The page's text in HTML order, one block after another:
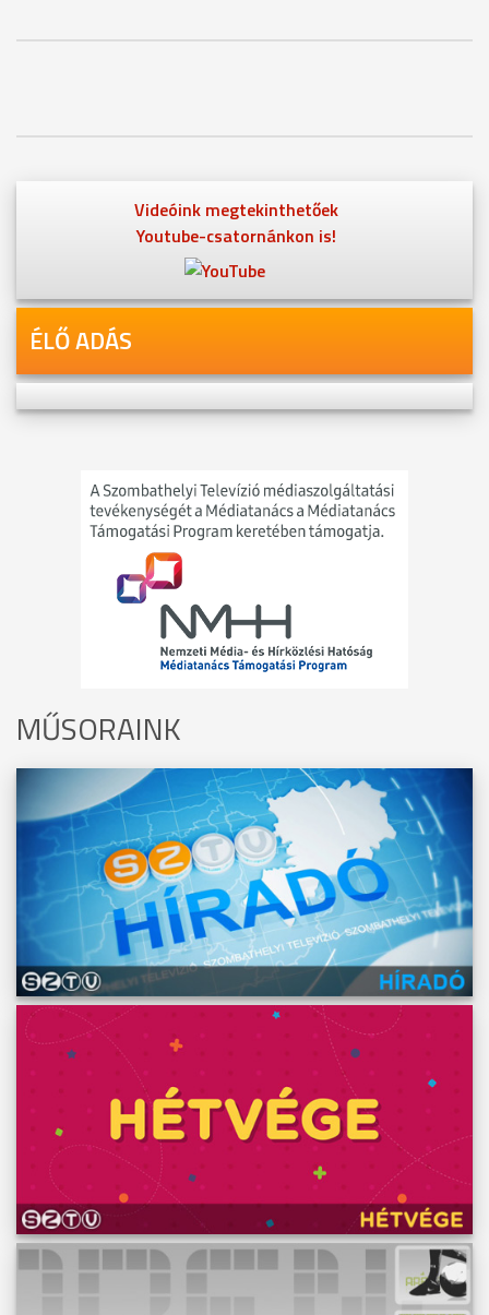
Videóink megtekinthetőek
Youtube-csatornánkon is!
ÉLŐ ADÁS
MŰSORAINK